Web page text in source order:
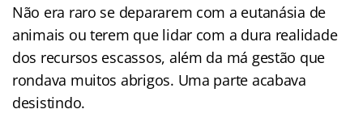
Não era raro se depararem com a eutanásia de
animais ou terem que lidar com a dura realidade
dos recursos escassos, além da má gestão que
rondava muitos abrigos. Uma parte acabava
desistindo.